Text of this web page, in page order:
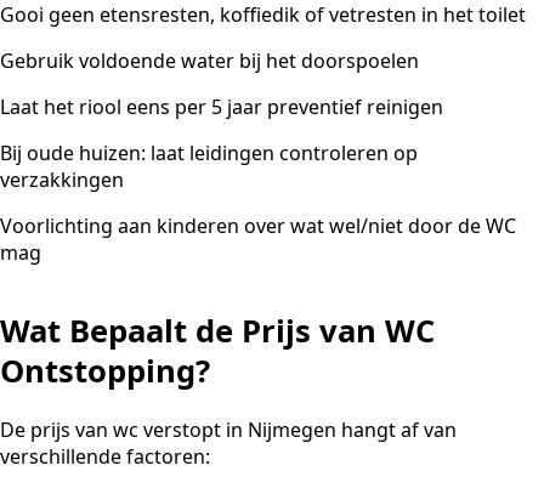
Gooi geen etensresten, koffiedik of vetresten in het toilet
Gebruik voldoende water bij het doorspoelen
Laat het riool eens per 5 jaar preventief reinigen
Bij oude huizen: laat leidingen controleren op
verzakkingen
Voorlichting aan kinderen over wat wel/niet door de WC
mag
Wat Bepaalt de Prijs van WC
Ontstopping?
De prijs van wc verstopt in Nijmegen hangt af van
verschillende factoren: